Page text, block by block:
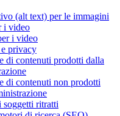
(alt text) per le immagini
i video
i video
privacy
di contenuti prodotti dalla
di contenuti non prodotti
soggetti ritratti